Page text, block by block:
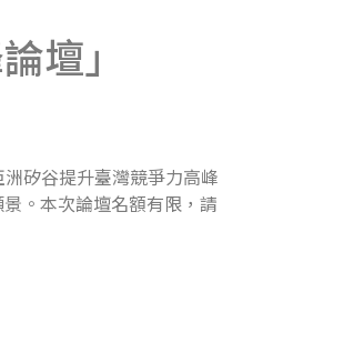
壇」
矽谷提升臺灣競爭力高峰
。本次論壇名額有限，請